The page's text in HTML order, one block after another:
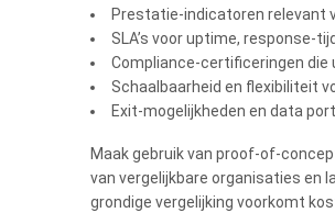
Prestatie-indicatoren relevant
SLA’s voor uptime, response-
Compliance-certificeringen die
Schaalbaarheid en flexibiliteit
Exit-mogelijkheden en data
Maak gebruik van proof-of-
van vergelijkbare organisaties en
grondige vergelijking voorkomt